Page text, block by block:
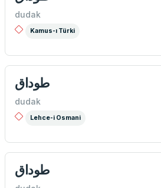
dudak
Kamus-ı Türki
طوداق
dudak
Lehce-i Osmani
طوداق